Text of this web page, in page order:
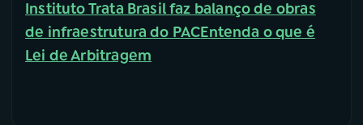
Instituto Trata Brasil faz balanço de obras
de infraestrutura do PACEntenda o que é
Lei de Arbitragem